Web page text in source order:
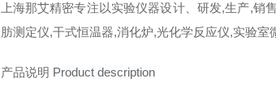
上海那艾精密专注以实验仪器设计、研发,生产,
肪测定仪,干式恒温器,消化炉,光化学反应仪,实验室
产品说明 Product description